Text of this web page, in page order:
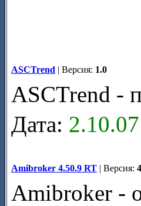
ASCTrend | Версия: 1.0
ASCTrend -
Дата:
Amibroker 4.50.9 RT | Версия:
Amibroker -